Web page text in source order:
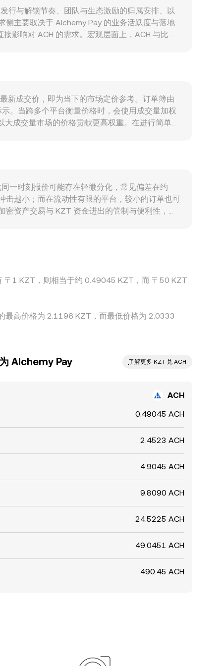
行与解锁节奏、团队与生态激励的归属安排、以
侧主要取决于 Alchemy Pay 的业务活跃度与落地
影响对 ACH 的需求。宏观层面上，ACH 与比特
。
新成交价，即为当下的市场定价参考。订单簿由
。当跨多个平台衡量价格时，会使用成交量加权
成交量市场的价格贡献更高权重。在进行简单换
一时刻报价可能存在轻微分化，常见偏差在约
越小；而在流动性有限的平台，较小的订单也可
资产交易与 KZT 资金进出的管制与便利性，都
〒1 KZT，则相当于约 0.49045 KZT，而 〒50 KZT
最高价格为 2.1196 KZT，而最低价格为 2.0333
Alchemy Pay ִִִִִִִִִִִִִִִִִִִִִִִִִִִִִִִִִִִִִִִִִִִִִִִ了解更多 KZT 兑 ACH
ACH
0.49045 ACH
2.4523 ACH
4.9045 ACH
9.8090 ACH
24.5225 ACH
49.0451 ACH
490.45 ACH